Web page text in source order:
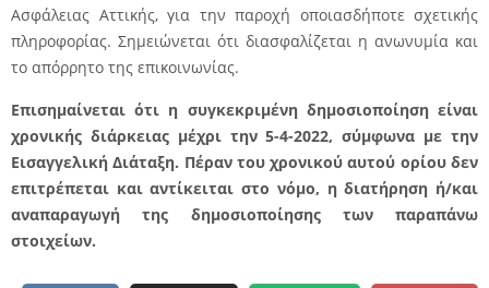
Ασφάλειας Αττικής, για την παροχή οποιασδήποτε σχετικής
πληροφορίας. Σημειώνεται ότι διασφαλίζεται η ανωνυμία και
το απόρρητο της επικοινωνίας.
Επισημαίνεται ότι η συγκεκριμένη δημοσιοποίηση είναι
χρονικής διάρκειας μέχρι την 5-4-2022, σύμφωνα με την
Εισαγγελική Διάταξη. Πέραν του χρονικού αυτού ορίου δεν
επιτρέπεται και αντίκειται στο νόμο, η διατήρηση ή/και
αναπαραγωγή της δημοσιοποίησης των παραπάνω
στοιχείων.